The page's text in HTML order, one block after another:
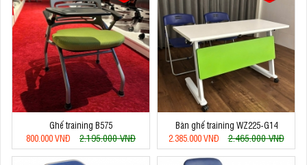
Ghế training B575
800.000 VNĐ
2.195.000 VNĐ
Bàn ghế training WZ225-G14
2.385.000 VNĐ
2.465.000 VNĐ